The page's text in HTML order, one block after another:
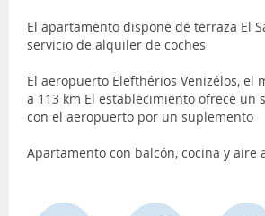
El apartamento dispone de terraza El
servicio de alquiler de coches
El aeropuerto Elefthérios Venizélos, el
a 113 km El establecimiento ofrece un
con el aeropuerto por un suplemento
Apartamento con balcón, cocina y aire